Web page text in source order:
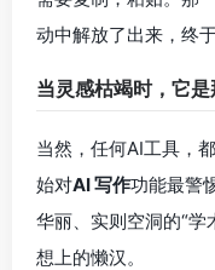
动中解放了出来，终
当灵感枯竭时，它
当然，任何AI工具，
始对AI 写作功能最警
华丽、实则空洞的“学
想上的懒汉。